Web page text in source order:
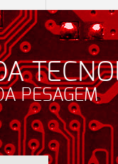
PESAGEM